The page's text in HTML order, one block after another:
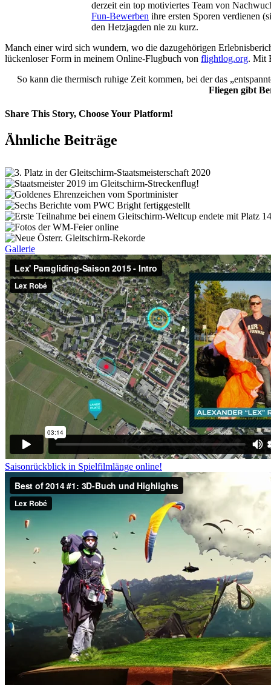
derzeit ein top motiviertes Team von
Fun-Bewerben ihre ersten Sporen verdienen
den Hetzjagden nie zu kurz.
Manch einer wird sich wundern, wo die dazugehörigen
lückenloser Form in meinem Online-Flugbuch von flightlog.org. Mit
So kann die thermisch ruhige Zeit kommen, bei der das
Fliegen gibt
Share This Story, Choose Your Platform!
Facebook
X
Vk
E-
Mail
Ähnliche Beiträge
Gallerie
Saisonrückblick in Spielfilmlänge online!